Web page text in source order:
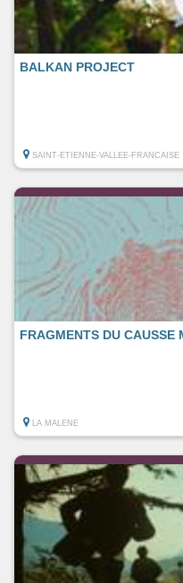
BALKAN PROJECT
SAINT-ETIENNE-VALLEE-FRANCAISE
FRAGMENTS DU CAUSSE
LA MALENE